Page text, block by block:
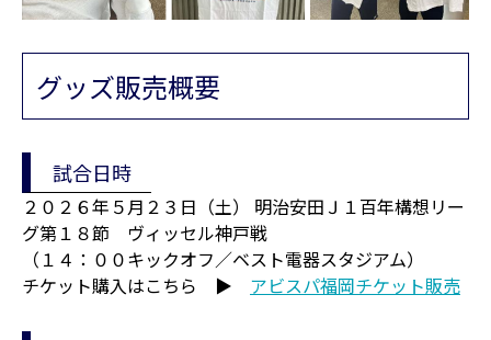
グッズ販売概要
試合日時
２０２６年５月２３日（土） 明治安田Ｊ１百年構想リー
グ第１８節 ヴィッセル神戸戦
（１４：００キックオフ／ベスト電器スタジアム）
チケット購入はこちら ▶ アビスパ福岡チケット販売